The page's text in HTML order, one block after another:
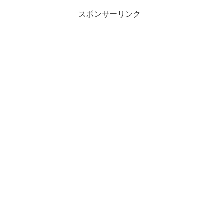
スポンサーリンク